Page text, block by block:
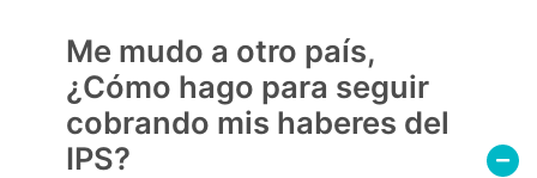
Me mudo a otro país,
¿Cómo hago para seguir
cobrando mis haberes del
IPS?